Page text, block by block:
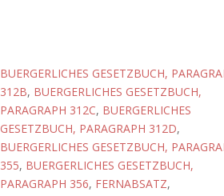
BUERGERLICHES GESETZBUCH,
312B, BUERGERLICHES GESETZBUCH,
PARAGRAPH 312C, BUERGERLICHES
GESETZBUCH, PARAGRAPH 312D,
BUERGERLICHES GESETZBUCH,
355, BUERGERLICHES GESETZBUCH,
PARAGRAPH 356, FERNABSATZ,